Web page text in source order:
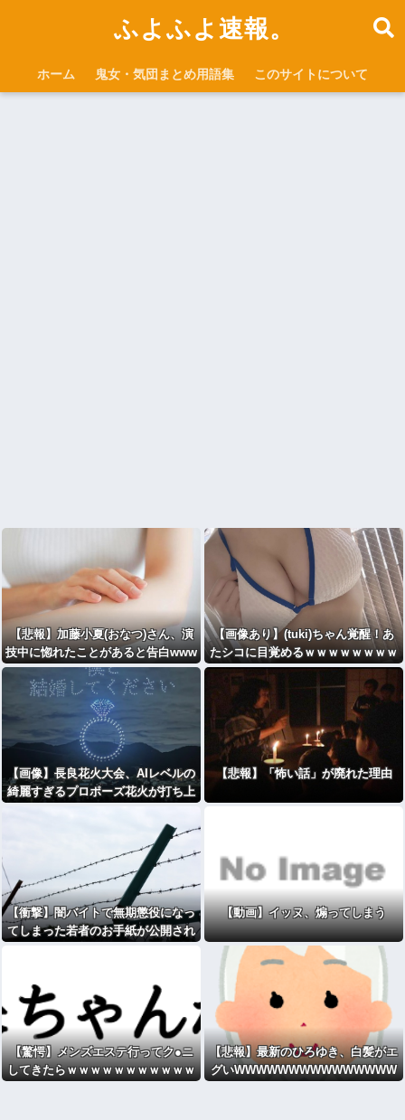
ふよふよ速報。
ホーム 鬼女・気団まとめ用語集 このサイトについて
【悲報】加藤小夏(おなつ)さん、演
技中に惚れたことがあると告白www
www
【画像あり】(tuki)ちゃん覚醒！あ
たシコに目覚めるｗｗｗｗｗｗｗｗ
【画像】長良花火大会、AIレベルの
綺麗すぎるプロポーズ花火が打ち上
【悲報】「怖い話」が廃れた理由
【衝撃】闇バイトで無期懲役になっ
てしまった若者のお手紙が公開され
【動画】イッヌ、煽ってしまう
【驚愕】メンズエステ行ってク●ニ
してきたらｗｗｗｗｗｗｗｗｗｗｗ
【悲報】最新のひろゆき、白髪がエ
グいWWWWWWWWWWWWWWW